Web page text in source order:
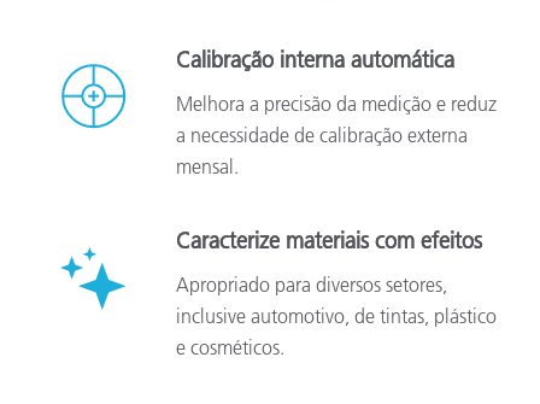
Calibração interna automática
Melhora a precisão da medição e reduz
a necessidade de calibração externa
mensal.
Caracterize materiais com efeitos
Apropriado para diversos setores,
inclusive automotivo, de tintas, plástico
e cosméticos.